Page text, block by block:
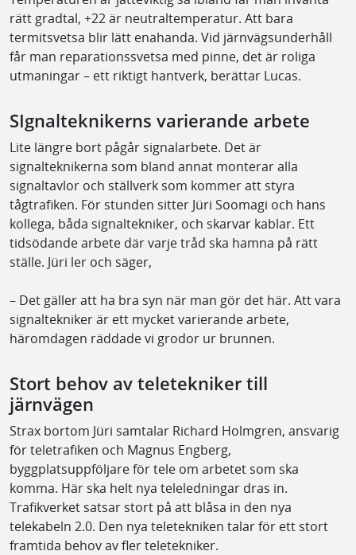
rätt gradtal, +22 är neutraltemperatur. Att bara
termitsvetsa blir lätt enahanda. Vid järnvägsunderhåll
får man reparationssvetsa med pinne, det är roliga
utmaningar – ett riktigt hantverk, berättar Lucas.
SIgnalteknikerns varierande arbete
Lite längre bort pågår signalarbete. Det är
signalteknikerna som bland annat monterar alla
signaltavlor och ställverk som kommer att styra
tågtrafiken. För stunden sitter Jüri Soomagi och hans
kollega, båda signaltekniker, och skarvar kablar. Ett
tidsödande arbete där varje tråd ska hamna på rätt
ställe. Jüri ler och säger,
– Det gäller att ha bra syn när man gör det här. Att vara
signaltekniker är ett mycket varierande arbete,
häromdagen räddade vi grodor ur brunnen.
Stort behov av teletekniker till
järnvägen
Strax bortom Jüri samtalar Richard Holmgren, ansvarig
för teletrafiken och Magnus Engberg,
byggplatsuppföljare för tele om arbetet som ska
komma. Här ska helt nya teleledningar dras in.
Trafikverket satsar stort på att blåsa in den nya
telekabeln 2.0. Den nya teletekniken talar för ett stort
framtida behov av fler teletekniker.